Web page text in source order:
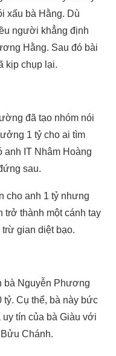
xấu bà Hằng. Dù
người khẳng định
Hằng. Sau đó bài
kịp chụp lại.
đã tạo nhóm nói
1 tỷ cho ai tìm
IT Nhâm Hoàng
sau.
cho anh 1 tỷ nhưng
trở thành một cánh tay
gian diệt bạo.
bà Nguyễn Phương
Cụ thể, bà này bức
tín của bà Giàu với
Chánh.